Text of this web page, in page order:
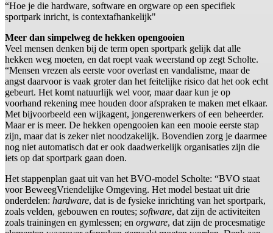
“Hoe je die hardware, software en orgware op een specifiek
sportpark inricht, is contextafhankelijk"
Meer dan simpelweg de hekken opengooien
Veel mensen denken bij de term open sportpark gelijk dat alle
hekken weg moeten, en dat roept vaak weerstand op zegt Scholte.
“Mensen vrezen als eerste voor overlast en vandalisme, maar de
angst daarvoor is vaak groter dan het feitelijke risico dat het ook echt
gebeurt. Het komt natuurlijk wel voor, maar daar kun je op
voorhand rekening mee houden door afspraken te maken met elkaar.
Met bijvoorbeeld een wijkagent, jongerenwerkers of een beheerder.
Maar er is meer. De hekken opengooien kan een mooie eerste stap
zijn, maar dat is zeker niet noodzakelijk. Bovendien zorg je daarmee
nog niet automatisch dat er ook daadwerkelijk organisaties zijn die
iets op dat sportpark gaan doen.
Het stappenplan gaat uit van het BVO-model Scholte: “BVO staat
voor BeweegVriendelijke Omgeving. Het model bestaat uit drie
onderdelen: hardware, dat is de fysieke inrichting van het sportpark,
zoals velden, gebouwen en routes; software, dat zijn de activiteiten
zoals trainingen en gymlessen; en orgware, dat zijn de procesmatige